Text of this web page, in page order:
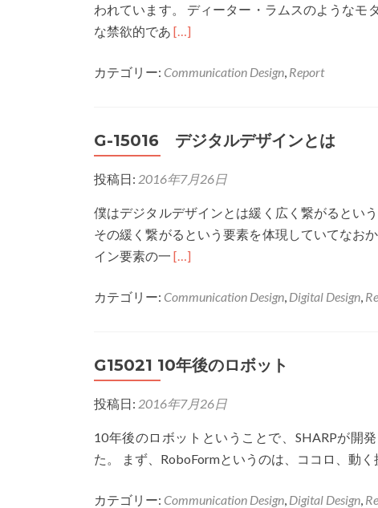
われています。 ディーター・ラムスのようなモ
な禁欲的であ Read
about
ジ
ル
[…]
カテゴリー: Communication Design, Report
G-15016 デジタルデザインとは
投稿日: 2016年7月26日
僕はデジタルデザインとは緩く広く繋がるとい
その緩く繋がるという要素を体現していてなお
イン要素の一 Read
about
デ
タ
ル
[…]
カテゴリー: Communication Design, Digital Design,
G15021 10年後のロボット
投稿日: 2016年7月26日
10年後のロボットということで、SHARPが開
た。 まず、RoboFormというのは、ココロ、動
カテゴリー: Communication Design, Digital Design,